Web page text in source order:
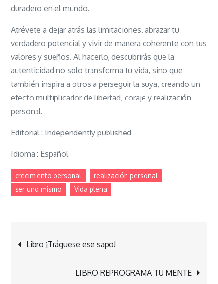
duradero en el mundo.
Atrévete a dejar atrás las limitaciones, abrazar tu
verdadero potencial y vivir de manera coherente con tus
valores y sueños. Al hacerlo, descubrirás que la
autenticidad no solo transforma tu vida, sino que
también inspira a otros a perseguir la suya, creando un
efecto multiplicador de libertad, coraje y realización
personal.
Editorial : Independently published
Idioma ‏: Español
crecimiento personal
realización personal
ser uno mismo
Vida plena
Navegación
Libro ¡Tráguese ese sapo!
LIBRO REPROGRAMA TU MENTE